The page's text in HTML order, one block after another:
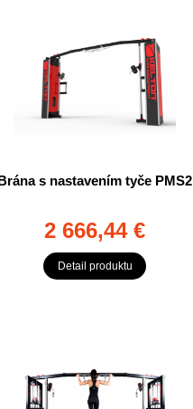
s nastavením tyče PMS2
2 666,44 €
Detail produktu